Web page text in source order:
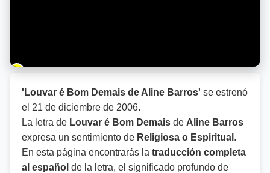
Barra de progreso de la reproducción
'Louvar é Bom Demais de Aline Barros' se estrenó
el 21 de diciembre de 2006.
La letra de Louvar é Bom Demais de Aline Barros
expresa un sentimiento de Religiosa o Espiritual .
En esta página encontrarás la traducción completa
al español de la letra, el significado profundo de